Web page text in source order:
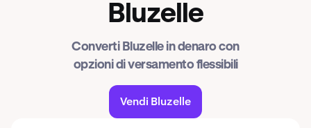
Bluzelle
Converti Bluzelle in denaro con
opzioni di versamento flessibili
Vendi Bluzelle